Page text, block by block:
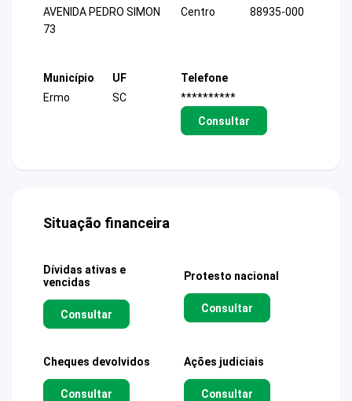
AVENIDA PEDRO SIMON
73
Centro
88935-000
Município
Ermo
UF
SC
Telefone
**********
Consultar
Situação financeira
Dívidas ativas e
vencidas
Consultar
Protesto nacional
Consultar
Cheques devolvidos
Consultar
Ações judiciais
Consultar